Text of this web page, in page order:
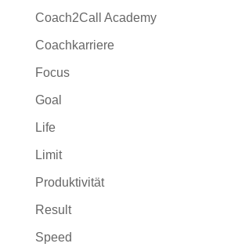
Coach2Call Academy
Coachkarriere
Focus
Goal
Life
Limit
Produktivität
Result
Speed